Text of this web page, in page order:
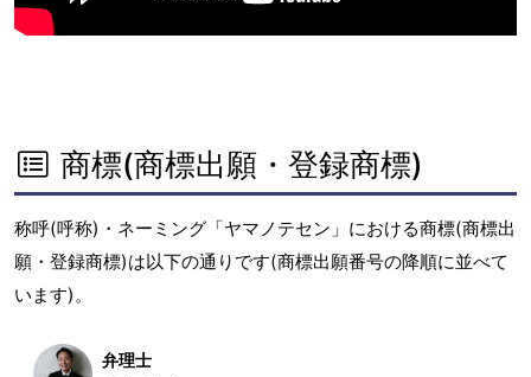
商標(商標出願・登録商標)
称呼(呼称)・ネーミング「ヤマノテセン」における商標(商標出
願・登録商標)は以下の通りです(商標出願番号の降順に並べて
います)。
弁理士